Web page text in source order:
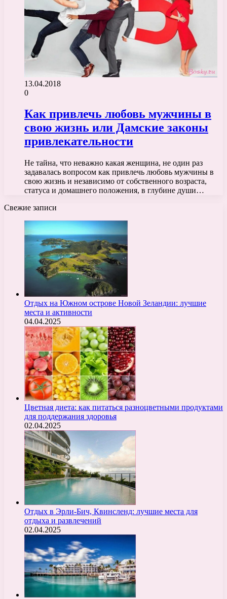
13.04.2018
0
Как привлечь любовь мужчины в
свою жизнь или Дамские законы
привлекательности
Не тайна, что неважно какая женщина, не один раз
задавалась вопросом как привлечь любовь мужчины в
свою жизнь и независимо от собственного возраста,
статуса и домашнего положения, в глубине души…
Свежие записи
Отдых на Южном острове Новой Зеландии: лучшие
места и активности
04.04.2025
Цветная диета: как питаться разноцветными продуктами
для поддержания здоровья
02.04.2025
Отдых в Эрли-Бич, Квинсленд: лучшие места для
отдыха и развлечений
02.04.2025